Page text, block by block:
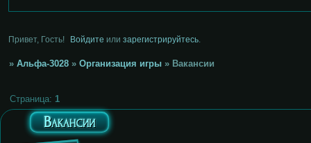
Привет, Гость! Войдите илизарегистрируйтесь
» Альфа-3028 » Организация игры » Вакансии
Вакансии
Страница: 1